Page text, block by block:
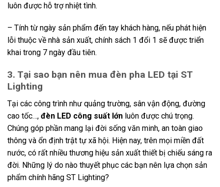
luôn được hỗ trợ nhiệt tình.
– Tính từ ngày sản phẩm đến tay khách hàng, nếu phát hiện
lỗi thuộc về nhà sản xuất, chính sách 1 đổi 1 sẽ được triển
khai trong 7 ngày đầu tiên.
3. Tại sao bạn nên mua đèn pha LED tại ST
Lighting
Tại các công trình như quảng trường, sân vận động, đường
cao tốc…, đèn LED công suất lớn luôn được chú trọng.
Chúng góp phần mang lại đời sống văn minh, an toàn giao
thông và ổn định trật tự xã hội. Hiện nay, trên mọi miền đất
nước, có rất nhiều thương hiệu sản xuất thiết bị chiếu sáng ra
đời. Những lý do nào thuyết phục các bạn nên lựa chọn sản
phẩm chính hãng ST Lighting?